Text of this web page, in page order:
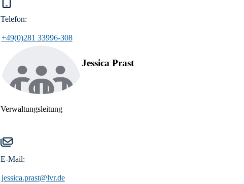
Telefon:
+49(0)281 33996-308
Jessica Prast
Verwaltungsleitung
E-Mail:
jessica.prast@lvr.de